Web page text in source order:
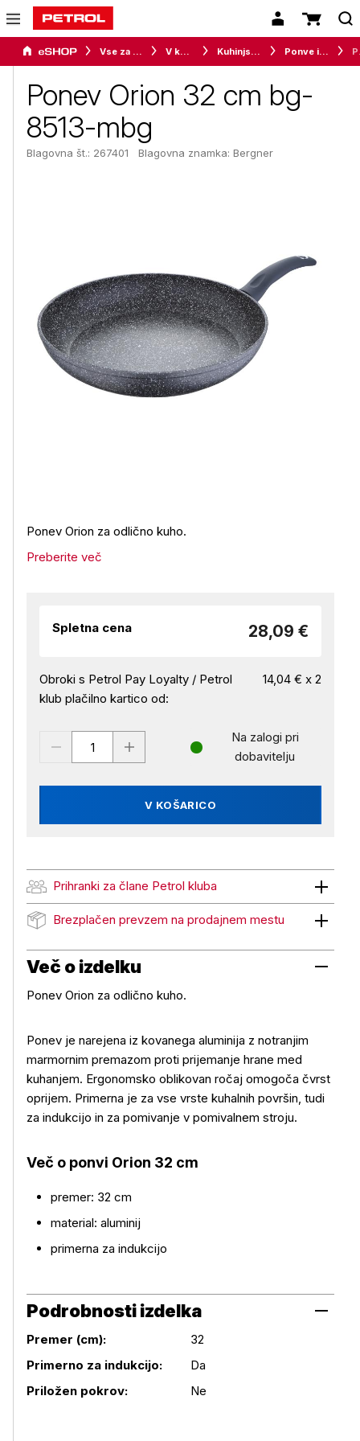
Vse za dom V kuhinji Kuhinjska posoda Ponve in voki
Ponev Orion 32 cm bg-
8513-mbg
Blagovna št.: 267401 Blagovna znamka: Bergner
Ponev Orion za odlično kuho.
Preberite več
Spletna cena 28,09 €
Obroki s Petrol Pay Loyalty / Petrol
klub plačilno kartico od:
14,04 € x 2
V KOŠARICO
Na zalogi pri
dobavitelju
Prihranki za člane Petrol kluba
Prihranki za člane Petrol kluba
Brezplačen prevzem na prodajnem mestu
Brezplačen prevzem na prodajnem mestu
Več o izdelku
Ponev Orion za odlično kuho.
Ponev je narejena iz kovanega aluminija z notranjim
marmornim premazom proti prijemanje hrane med
kuhanjem. Ergonomsko oblikovan ročaj omogoča čvrst
oprijem. Primerna je za vse vrste kuhalnih površin, tudi
za indukcijo in za pomivanje v pomivalnem stroju.
Več o ponvi Orion 32 cm
premer: 32 cm
material: aluminij
primerna za indukcijo
Podrobnosti izdelka
Podrobnosti izdelka
Premer (cm):
32
Primerno za indukcijo:
Da
Priložen pokrov:
Ne